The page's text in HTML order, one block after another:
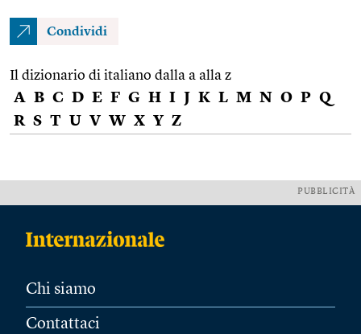
Condividi
Il dizionario di italiano dalla a alla z
A B C D E F G H I J K L M N O P Q
R S T U V W X Y Z
PUBBLICITÀ
Chi siamo
Contattaci